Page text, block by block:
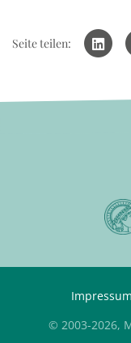
Seite teilen:
Impressum
© 2003-2026,